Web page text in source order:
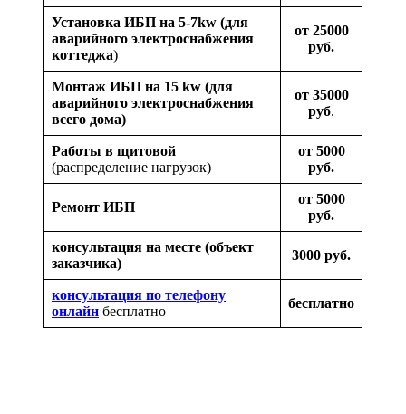
Установка ИБП на 5-7kw (для
аварийного электроснабжения
коттеджа)
от 25000
руб.
Монтаж ИБП на 15 kw (для
аварийного электроснабжения
всего дома)
от 35000
руб.
Работы в щитовой
(распределение нагрузок)
от 5000
руб.
Ремонт ИБП
от 5000
руб.
консультация на месте (объект
заказчика)
3000 руб.
консультация по телефону
онлайн бесплатно
бесплатно